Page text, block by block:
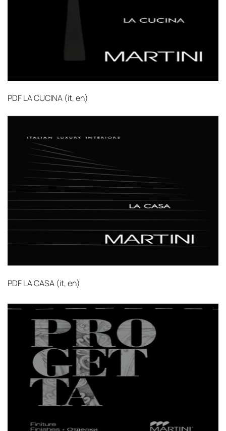
PDFLA CUCINA (it, en)‎
PDFLA CASA (it, en)‎